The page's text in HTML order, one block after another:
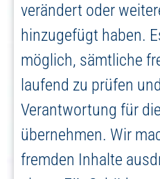
verändert oder
hinzugefügt haben.
möglich, sämtliche
laufend zu prüfen
Verantwortung für
übernehmen. Wir
fremden Inhalte